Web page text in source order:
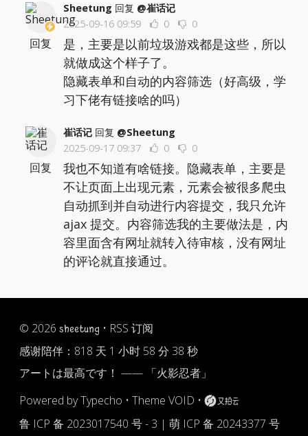
Sheetung 回复 @崔话记
2025-09-16 09:59
0 0
是，主要是以前垃圾游戏都是这些，所以
就做成这个样子了。
隐藏表单和自动的内容筛选（好高级，学
习下佬有链接啥的吗）
回复
崔话记 回复 @Sheetung
2025-09-17 09:37
0 0
我也不知道有啥链接。隐藏表单，主要是
不让页面上出现元素，元素会被很多爬虫
自动抓到并自动进行内容提交，我只允许
ajax 提交。内容筛选我的主要做法是，内
容里面含有网址就转入待审核，没有网址
的评论就直接通过。
回复
© 2026 sheetung • RSS 订阅
感谢陪伴： 818 天 1 小时 58 分 38 秒
アートは最高です！ —— 「火影忍者」
Powered byTypecho • Theme VOID •
鲁 ICP 备 2023017540 号 - 3 | 萌 ICP 备 20243377 号